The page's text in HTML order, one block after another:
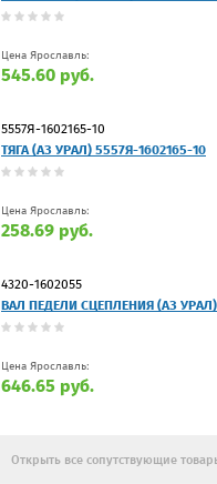
Цена Ярославль:
545.60 руб.
5557Я-1602165-10
ТЯГА (АЗ УРАЛ) 5557Я-1602165-10
Цена Ярославль:
258.69 руб.
4320-1602055
ВАЛ ПЕДЕЛИ СЦЕПЛЕНИЯ (АЗ УРАЛ)
Цена Ярославль:
646.65 руб.
Открыть все сопутствующие